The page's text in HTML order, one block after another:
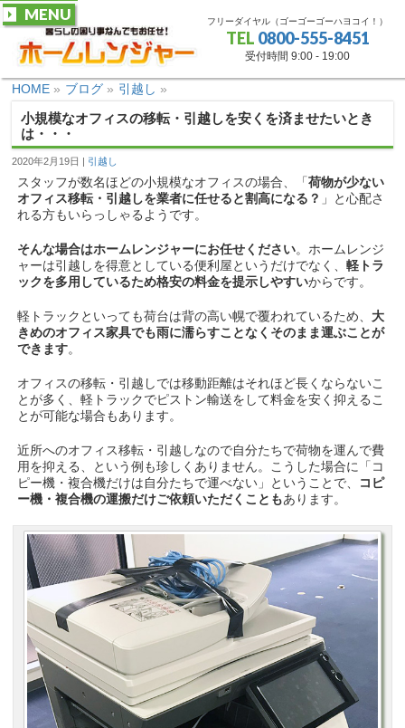
フリーダイヤル（ゴーゴーゴーハヨコイ！）
TEL 0800-555-8451
受付時間 9:00 - 19:00
MENU
HOME » ブログ » 引越し »
小規模なオフィスの移転・引越しを安くを済ませたいとき
は・・・
2020年2月19日 引越し
スタッフが数名ほどの小規模なオフィスの場合、「荷物が少ない
オフィス移転・引越しを業者に任せると割高になる？ 」と心配さ
れる方もいらっしゃるようです。
そんな場合はホームレンジャーにお任せください。ホームレンジ
ャーは引越しを得意としている便利屋というだけでなく、軽トラ
ックを多用しているため格安の料金を提示しやすいからです。
軽トラックといっても荷台は背の高い幌で覆われているため、 大
きめのオフィス家具でも雨に濡らすことなくそのまま運ぶことが
できます。
オフィスの移転・引越しでは移動距離はそれほど長くならないこ
とが多く、軽トラックでピストン輸送をして料金を安く抑えるこ
とが可能な場合もあります。
近所へのオフィス移転・引越しなので自分たちで荷物を運んで費
用を抑える、という例も珍しくありません。こうした場合に「コ
ピー機・複合機だけは自分たちで運べない」ということで、 コピ
ー機・複合機の運搬だけご依頼いただくこともあります。